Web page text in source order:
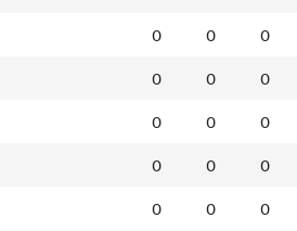
0 0 0
0 0 0
0 0 0
0 0 0
0 0 0